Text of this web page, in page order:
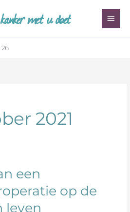
met u doet
26
2021
een
op de
leven